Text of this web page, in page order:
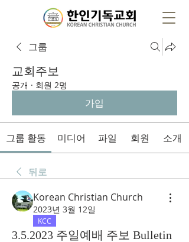
그룹
교회주보
공개 · 회원 2명
가입
그룹 활동 미디어 파일 회원 소개
뒤로
Korean Christian Church
2023년 3월 12일
KCC
3.5.2023 주일예배 주보 Bulletin